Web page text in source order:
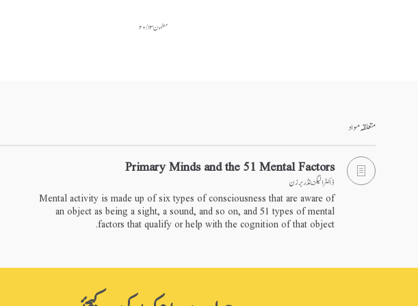
مضمون ۱۳ / ۲۰
متعلقہ مواد
Primary Minds and the 51 Mental Factors
ڈاکٹر الیگزینڈر برزن
Mental activity is made up of six types of consciousness that are aware of
an object as being a sight, a sound, and so on, and 51 types of mental
factors that qualify or help with the cognition of that object.